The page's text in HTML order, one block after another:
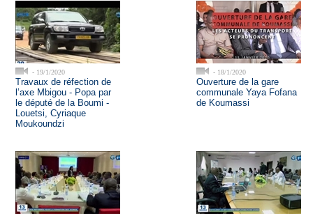
- 19/1/2020
Travaux de réfection de
l’axe Mbigou - Popa par
le député de la Boumi -
Louetsi, Cyriaque
Moukoundzi
- 18/1/2020
Ouverture de la gare
communale Yaya Fofana
de Koumassi